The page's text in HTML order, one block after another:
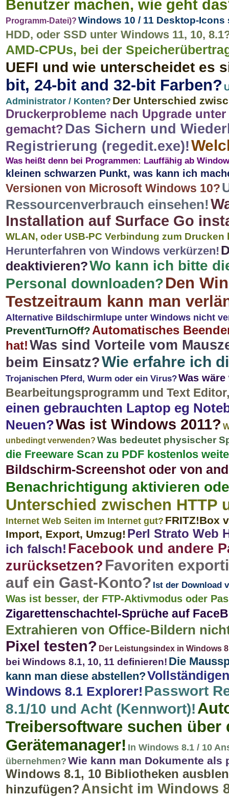
Benutzer machen, wie geht
Programm-Datei)? Windows 10 / 11 Desktop-
HDD, oder SSD unter Windows 11, 10,
AMD-CPUs, bei der
UEFI und wie unterscheidet es
bit, 24-bit and 32-bit Farben?
Administrator / Konten? Der Unterschied
Druckerprobleme nach Upgrade
gemacht?Das Sichern und
Registrierung (regedit.exe)!
Was heißt denn bei Programmen: Lauffähig ab
kleinen schwarzen Punkt, was kann ich
Versionen von Microsoft Windows 10?
Ressourcenverbrauch einsehen!
Installation auf Surface Go
WLAN, oder USB-PC Verbindung zum Drucken
Herunterfahren von Windows verkürzen!
deaktivieren?Wo kann ich bitte
Personal downloaden?Den
Testzeitraum kann man
Alternative Bildschirmlupe unter Windows nicht
PreventTurnOff? Automatisches
hat!Was sind Vorteile vom
beim Einsatz?Wie erfahre ich
Trojanischen Pferd, Wurm oder ein Virus?Was
Bearbeitungsprogramm und Text
einen gebrauchten Laptop eg
Neuen?Was ist Windows 2011?
unbedingt verwenden? Was bedeutet physischer
die Freeware Scan zu PDF kostenlos
Bildschirm-Screenshot oder von
Benachrichtigung aktivieren
Unterschied zwischen HTTP
Internet Web Seiten im Internet gut? FRITZ!Box
Import, Export, Umzug! Perl Strato Web
ich falsch! Facebook und andere
zurücksetzen? Favoriten
auf ein Gast-Konto? Ist der Download
Was ist besser, der FTP-Aktivmodus oder
Zigarettenschachtel-Sprüche auf
Extrahieren von Office-Bildern
Pixel testen? Der Leistungsindex in Windows
bei Windows 8.1, 10, 11 definieren! Die
kann man diese abstellen?
Windows 8.1 Explorer! Passwort
8.1/10 und Acht (Kennwort)!
Treibersoftware suchen über
Gerätemanager! In Windows 8.1 / 10
übernehmen? Wie kann man Dokumente als
Windows 8.1, 10 Bibliotheken
hinzufügen?Ansicht im Windows